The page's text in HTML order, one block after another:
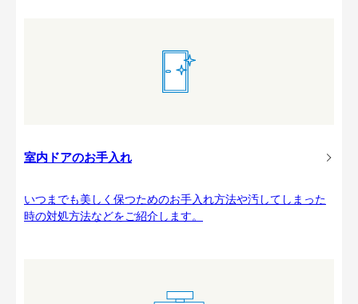
室内ドアのお手入れ
いつまでも美しく保つためのお手入れ方法や汚してしまった
時の対処方法などをご紹介します。